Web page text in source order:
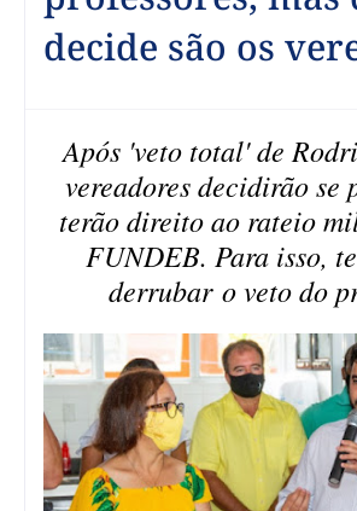
decide são os
Após 'veto total' de
vereadores decidirão se
terão direito ao rateio
FUNDEB. Para isso,
derrubar o veto do